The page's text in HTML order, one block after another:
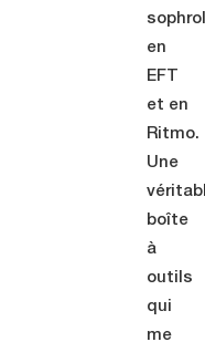
en
EFT
et en
Ritmo.
Une
boîte
à
outils
qui
me